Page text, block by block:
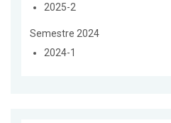
2025-2
Semestre 2024
2024-1